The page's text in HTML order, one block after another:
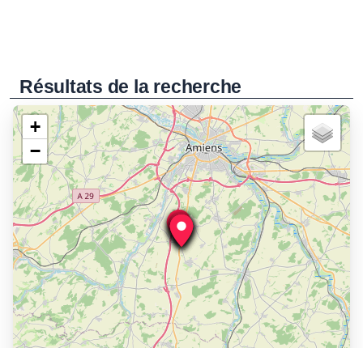
Résultats de la recherche
+
−